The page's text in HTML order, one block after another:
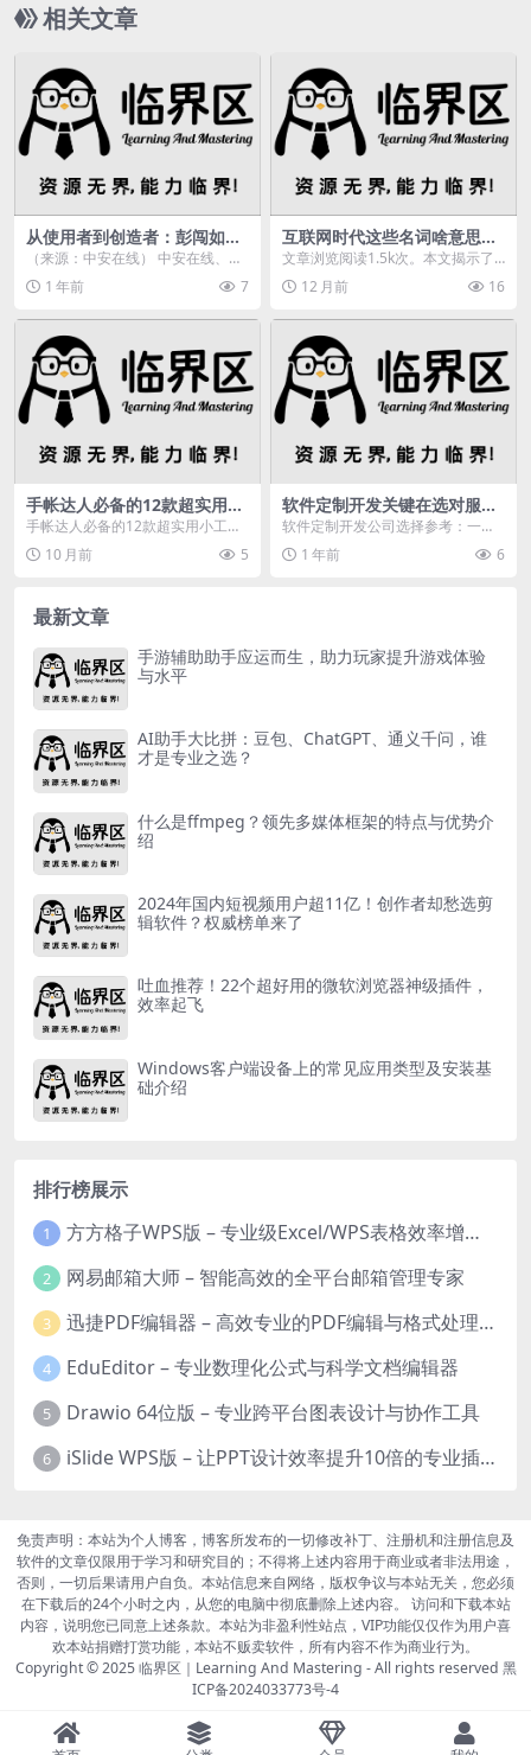
相关文章
从使用者到创造者：彭闯如何
用网络测试仪保障数字经济运
转？
（来源：中安在线） 中安在线、中
安新闻客户端讯 在科大硅谷合肥网
仪科技有限公司的...
1 年前 7
互联网时代这些名词啥意思？
SaaS、CRM等区别在哪？
文章浏览阅读1.5k次。本文揭示了S
aaS、CRM、OA、ERP、HR、进销
存和...12 月前 16
手帐达人必备的12款超实用小
工具，你用过哪些？
手帐达人必备的12款超实用小工具
想要做出漂亮的手帐，除了要有创
意和灵感，还需要一...
10 月前 5
软件定制开发关键在选对服务
商，技术实力是基石
软件定制开发公司选择参考：一些
值得了解的软件定制开发公司,软件
定制开发公司
1 年前 6
最新文章
手游辅助助手应运而生，助力玩家提升游戏体验
与水平
AI助手大比拼：豆包、ChatGPT、通义千问，谁
才是专业之选？
什么是ffmpeg？领先多媒体框架的特点与优势介
绍
2024年国内短视频用户超11亿！创作者却愁选剪
辑软件？权威榜单来了
吐血推荐！22个超好用的微软浏览器神级插件，
效率起飞
Windows客户端设备上的常见应用类型及安装基
础介绍
排行榜展示
1 方方格子WPS版 – 专业级Excel/WPS表格效率增强插件
2 网易邮箱大师 – 智能高效的全平台邮箱管理专家
3 迅捷PDF编辑器 – 高效专业的PDF编辑与格式处理工具
4 EduEditor – 专业数理化公式与科学文档编辑器
5 Drawio 64位版 – 专业跨平台图表设计与协作工具
6 iSlide WPS版 – 让PPT设计效率提升10倍的专业插件
免责声明：本站为个人博客，博客所发布的一切修改补丁、注册机和注册信息及
软件的文章仅限用于学习和研究目的；不得将上述内容用于商业或者非法用途，
否则，一切后果请用户自负。本站信息来自网络，版权争议与本站无关，您必须
在下载后的24个小时之内，从您的电脑中彻底删除上述内容。 访问和下载本站
内容，说明您已同意上述条款。本站为非盈利性站点，VIP功能仅仅作为用户喜
欢本站捐赠打赏功能，本站不贩卖软件，所有内容不作为商业行为。
Copyright © 2025临界区｜Learning And Mastering - All rights reserved 黑
ICP备2024033773号-4